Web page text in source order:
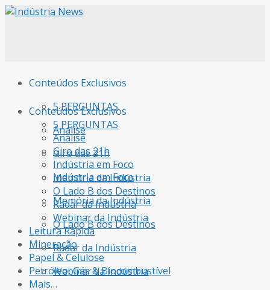
Conteúdos Exclusivos
5 PERGUNTAS
Análise
Giro das 21h
Indústria em Foco
Memória da Indústria
O Lado B dos Destinos
Radar da Indústria
Webinar da Indústria
Conteúdos Exclusivos
5 PERGUNTAS
Análise
Giro das 21h
Indústria em Foco
Memória da Indústria
O Lado B dos Destinos
Radar da Indústria
Webinar da Indústria
Leitura Rápida
Mineração
Papel & Celulose
Petróleo, Gás & Biocombustível
Mais…